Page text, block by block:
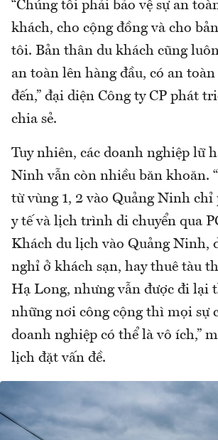
“Chúng tôi phải bảo vệ sự an
khách, cho cộng đồng và cho
tôi. Bản thân du khách cũng
an toàn lên hàng đầu, có an
đến,” đại diện Công ty CP phát
chia sẻ.
Tuy nhiên, các doanh nghiệp lữ
Ninh vẫn còn nhiều băn khoăn.
từ vùng 1, 2 vào Quảng Ninh chỉ
y tế và lịch trình di chuyển qua
Khách du lịch vào Quảng Ninh,
nghỉ ở khách sạn, hay thuê tàu
Hạ Long, nhưng vẫn được đi lại
những nơi công cộng thì mọi sự
doanh nghiệp có thể là vô ích,”
lịch đặt vấn đề.